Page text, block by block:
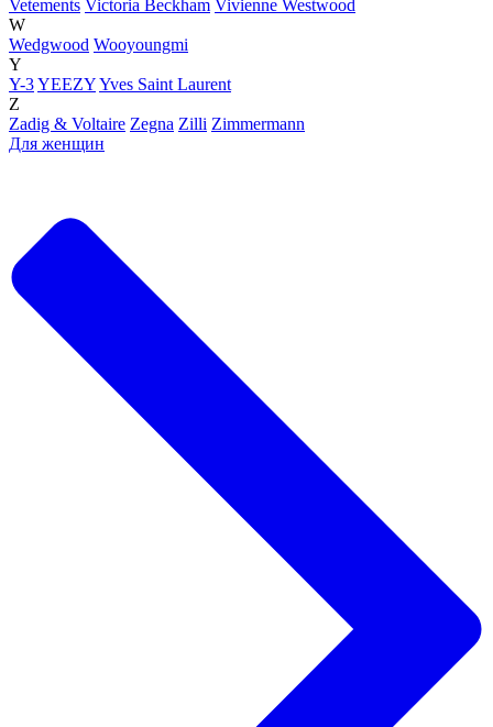
Vetements Victoria Beckham Vivienne Westwood
W
Wedgwood Wooyoungmi
Y
Y-3YEEZYYves Saint Laurent
Z
Zadig & Voltaire Zegna Zilli Zimmermann
Для женщин